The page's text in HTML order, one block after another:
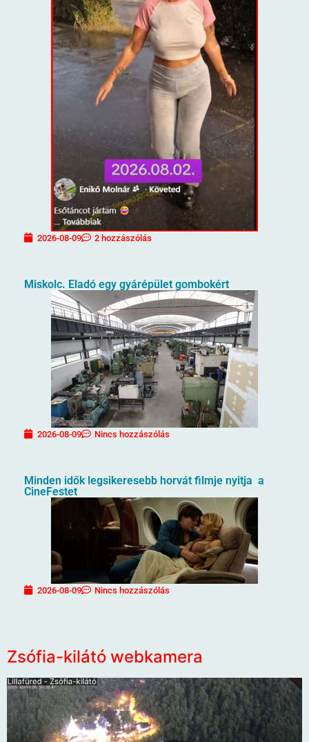
2026-08-09 2 hozzászólás
Miskolc. Eladó egy gyárépület gombokért
2026-08-09 Nincs hozzászólás
Minden idők legsikeresebb horvát filmje nyitja a
CineFestet
2026-08-09 Nincs hozzászólás
Zsófia-kilátó webkamera